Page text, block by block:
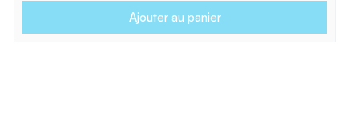
Ajouter au panier